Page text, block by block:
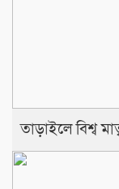
তাড়াইলে বিশ্ব